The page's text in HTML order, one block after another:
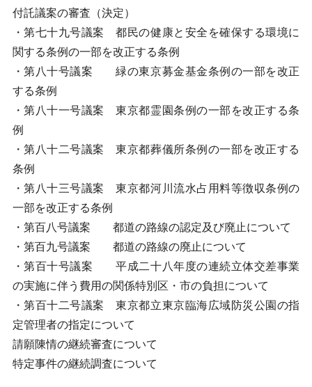
付託議案の審査（決定）
・第七十九号議案 都民の健康と安全を確保する環境に
関する条例の一部を改正する条例
・第八十号議案 緑の東京募金基金条例の一部を改正
する条例
・第八十一号議案 東京都霊園条例の一部を改正する条
例
・第八十二号議案 東京都葬儀所条例の一部を改正する
条例
・第八十三号議案 東京都河川流水占用料等徴収条例の
一部を改正する条例
・第百八号議案 都道の路線の認定及び廃止について
・第百九号議案 都道の路線の廃止について
・第百十号議案 平成二十八年度の連続立体交差事業
の実施に伴う費用の関係特別区・市の負担について
・第百十二号議案 東京都立東京臨海広域防災公園の指
定管理者の指定について
請願陳情の継続審査について
特定事件の継続調査について